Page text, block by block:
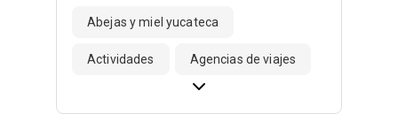
Abejas y miel yucateca
Actividades Agencias de viajes